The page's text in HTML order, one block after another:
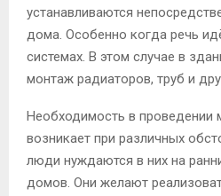
устанавливаются
дома. Особенно когда речь
системах. В этом случае в
монтаж радиаторов, труб и
Необходимость в проведении
возникает при различных
люди нуждаются в них на
домов. Они желают